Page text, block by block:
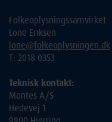
Folkeoplysningssamvirket
Lone Eriksen
lone@folkeoplysningen.dk
T: 2018 0353
Teknisk kontakt:
Montes A/S
Hedevej 1